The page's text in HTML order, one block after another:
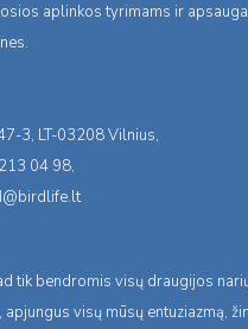
aplinkos tyrimams ir
3, LT-03208 Vilnius,
04 98,
tik bendromis visų draugijos
visų mūsų entuziazmą,